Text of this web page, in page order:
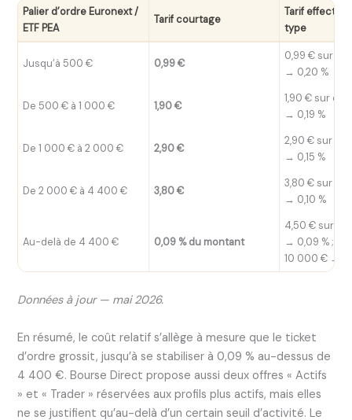
Palier d’ordre Euronext /
ETF PEA
Tarif courtage
Tarif effectif
type
Jusqu’à 500 € 0,99 €
0,99 € sur
→ 0,20 %
De 500 € à 1 000 € 1,90 €
1,90 € sur
→ 0,19 %
De 1 000 € à 2 000 € 2,90 €
2,90 € sur
→ 0,15 %
De 2 000 € à 4 400 € 3,80 €
3,80 € sur
→ 0,10 %
Au-delà de 4 400 € 0,09 % du montant
4,50 € sur
→ 0,09 % ; 9
10 000 € →
Données à jour — mai 2026.
En résumé, le coût relatif s’allège à mesure que le ticket
d’ordre grossit, jusqu’à se stabiliser à 0,09 % au-dessus de
4 400 €. Bourse Direct propose aussi deux offres « Actifs
» et « Trader » réservées aux profils plus actifs, mais elles
ne se justifient qu’au-delà d’un certain seuil d’activité. Le